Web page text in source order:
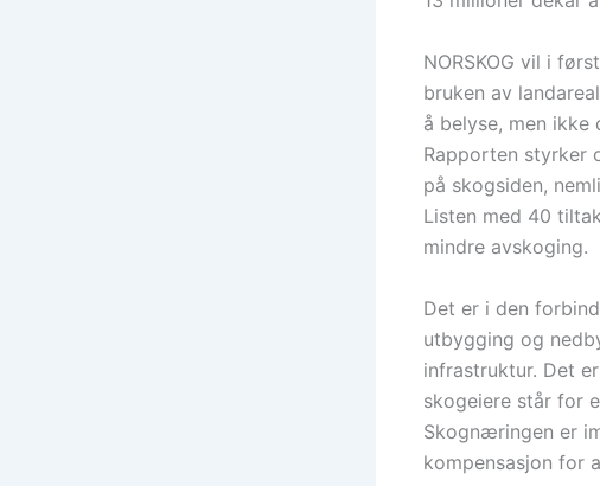
NORSKOG vil i
bruken av
å belyse, men
Rapporten styrker
på skogsiden,
Listen med 40
mindre avskoging.
Det er i den
utbygging og
infrastruktur. Det er
skogeiere står for
Skognæringen er
kompensasjon for